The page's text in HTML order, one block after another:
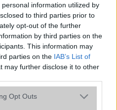
information utilized by
to third parties prior to
opt-out of the further
by third parties on the
This information may
parties on the IAB’s List of
may further disclose it to other
uses one or more Google
Opt Outs
Gsm
Ft (új)